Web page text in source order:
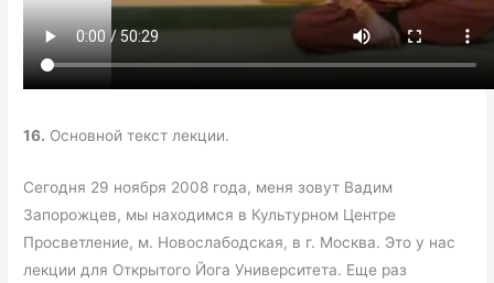
16. Основной текст лекции.
Сегодня 29 ноября 2008 года, меня зовут Вадим
Запорожцев, мы находимся в Культурном Центре
Просветление, м. Новослабодская, в г. Москва. Это у нас
лекции для Открытого Йога Университета. Еще раз